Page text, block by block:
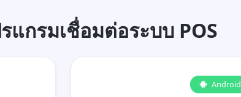
แกรมเชื่อมต่อระบบ POS
Android